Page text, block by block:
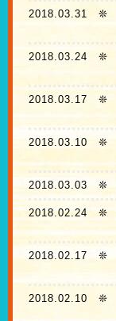
2018.03.31 ❊
2018.03.24 ❊
2018.03.17 ❊
2018.03.10 ❊
2018.03.03❊
2018.02.24❊
2018.02.17 ❊
2018.02.10 ❊